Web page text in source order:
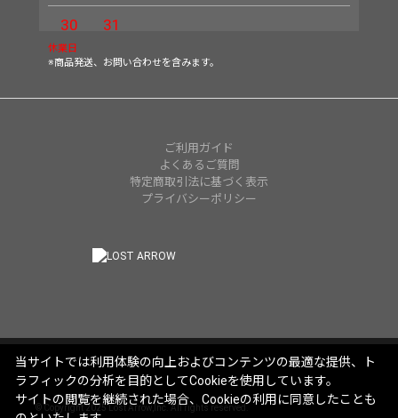
30
31
休業日
※商品発送、お問い合わせを含みます。
ご利用ガイド
よくあるご質問
特定商取引法に基づく表示
プライバシーポリシー
© Copyright 2025 Lost Arrow,Inc. All rights reserved.
当サイトでは利用体験の向上およびコンテンツの最適な提供、ト
ラフィックの分析を目的としてCookieを使用しています。
サイトの閲覧を継続された場合、Cookieの利用に同意したことも